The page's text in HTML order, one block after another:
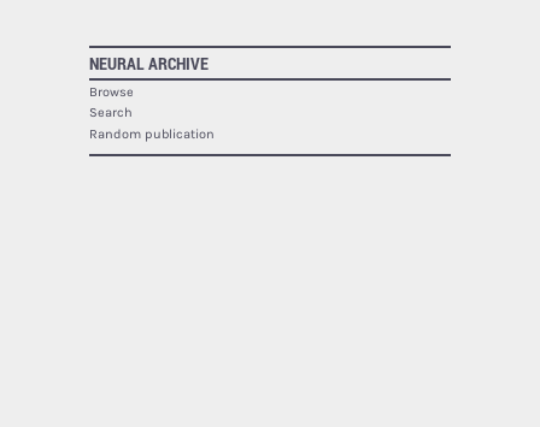
NEURAL ARCHIVE
Browse
Search
Random publication